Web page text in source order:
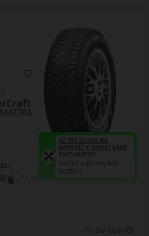
AŽ 35€ ZĽAVA NA
MONTÁŽ K NOVEJ SADE
PNEUMATÍK!
Použite kupónový kód
ROZBEH